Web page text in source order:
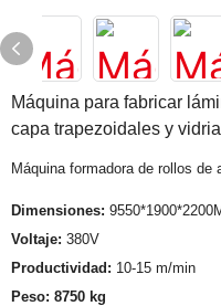
Máquina para fabricar
capa trapezoidales y
Máquina formadora de rollos de
Dimensiones:
Voltaje: 380V
Productividad: 10-15 m/min
Peso: 8750 kg